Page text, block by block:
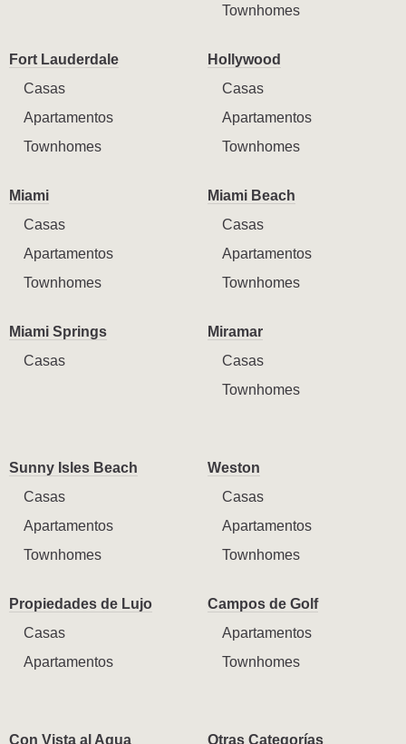
Townhomes
Fort Lauderdale
Casas
Apartamentos
Townhomes
Hollywood
Casas
Apartamentos
Townhomes
Miami
Casas
Apartamentos
Townhomes
Miami Beach
Casas
Apartamentos
Townhomes
Miami Springs
Casas
Miramar
Casas
Townhomes
Sunny Isles Beach
Casas
Apartamentos
Townhomes
Weston
Casas
Apartamentos
Townhomes
Propiedades de Lujo
Casas
Apartamentos
Campos de Golf
Apartamentos
Townhomes
Con Vista al Agua
Otras Categorías